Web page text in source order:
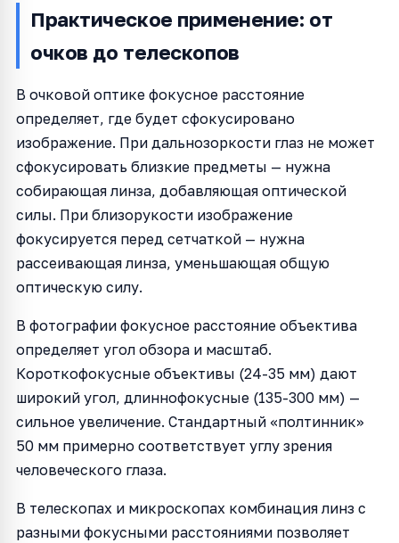
Практическое применение: от
очков до телескопов
В очковой оптике фокусное расстояние
определяет, где будет сфокусировано
изображение. При дальнозоркости глаз не может
сфокусировать близкие предметы — нужна
собирающая линза, добавляющая оптической
силы. При близорукости изображение
фокусируется перед сетчаткой — нужна
рассеивающая линза, уменьшающая общую
оптическую силу.
В фотографии фокусное расстояние объектива
определяет угол обзора и масштаб.
Короткофокусные объективы (24-35 мм) дают
широкий угол, длиннофокусные (135-300 мм) —
сильное увеличение. Стандартный «полтинник»
50 мм примерно соответствует углу зрения
человеческого глаза.
В телескопах и микроскопах комбинация линз с
разными фокусными расстояниями позволяет